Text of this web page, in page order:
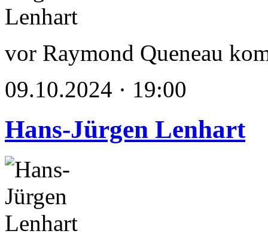
vor Raymond Queneau
09.10.2024 · 19:00
Hans-Jürgen Lenhart